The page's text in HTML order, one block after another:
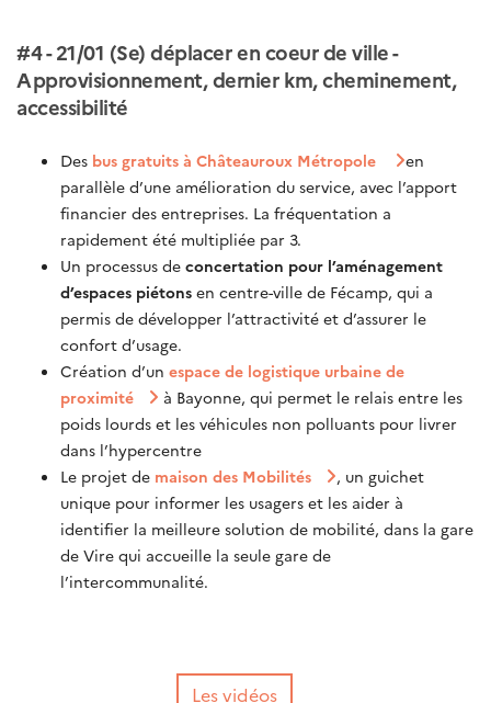
#4 - 21/01 (Se) déplacer en coeur de ville -
Approvisionnement, dernier km, cheminement,
accessibilité
Des bus gratuits à Châteauroux Métropole
en
parallèle d’une amélioration du service, avec l’apport
financier des entreprises. La fréquentation a
rapidement été multipliée par 3.
Un processus de concertation pour l’aménagement
d’espaces piétons en centre-ville de Fécamp, qui a
permis de développer l’attractivité et d’assurer le
confort d’usage.
Création d’un espace de logistique urbaine de
proximité
à Bayonne, qui permet le relais entre les
poids lourds et les véhicules non polluants pour livrer
dans l’hypercentre
Le projet de maison des Mobilités
, un guichet
unique pour informer les usagers et les aider à
identifier la meilleure solution de mobilité, dans la gare
de Vire qui accueille la seule gare de
l’intercommunalité.
Les vidéos